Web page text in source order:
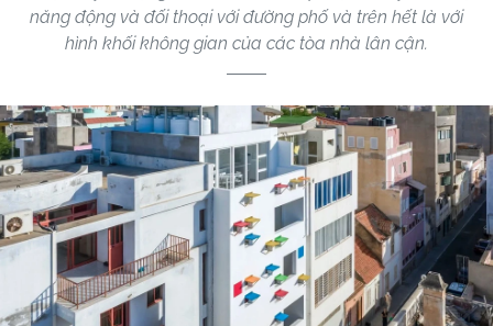
năng động và đối thoại với đường phố và trên hết là với
hình khối không gian của các tòa nhà lân cận.